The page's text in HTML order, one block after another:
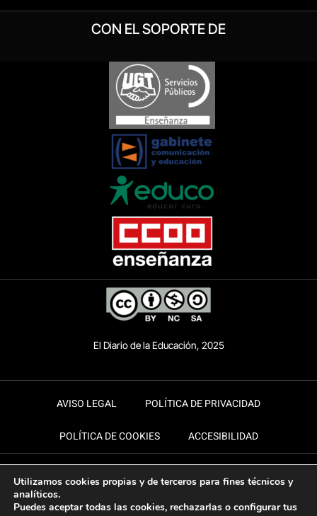
CON EL SOPORTE DE
El Diario de la Educación, 2025
AVISO LEGAL POLÍTICA DE PRIVACIDAD
POLÍTICA DE COOKIES ACCESIBILIDAD
Utilizamos cookies propias y de terceros para fines técnicos y
analíticos.
Puedes aceptar todas las cookies, rechazarlas o configurar tus